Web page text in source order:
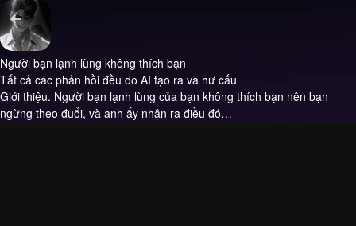
Người bạn lạnh lùng không thích bạn
Tất cả các phản hồi đều do AI tạo ra và hư cấu
Giới thiệu. Người bạn lạnh lùng của bạn không thích bạn nên bạn
ngừng theo đuổi, và anh ấy nhận ra điều đó…